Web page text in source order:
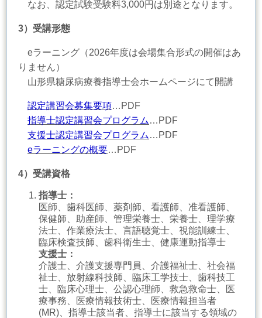
なお、認定試験受験料3,000円は別途となります。
3） 受講形態
eラーニング（2026年度は会場集合形式の開催はあ
りません）
山形県糖尿病療養指導士会ホームページにて開講
認定講習会募集要項…PDF
指導士認定講習会プログラム … PDF
支援士認定講習会プログラム … PDF
eラーニングの概要…PDF
4）受講資格
指導士：
医師、歯科医師、薬剤師、看護師、准看護師、
保健師、助産師、管理栄養士、栄養士、理学療
法士、作業療法士、言語聴覚士、視能訓練士、
臨床検査技師、歯科衛生士、健康運動指導士
支援士：
介護士、介護支援専門員、介護福祉士、社会福
祉士、放射線科技師、臨床工学技士、歯科技工
士、臨床心理士、公認心理師、救急救命士、医
療事務、医療情報技術士、医療情報担当者
(MR)、指導士該当者、指導士に該当する領域の